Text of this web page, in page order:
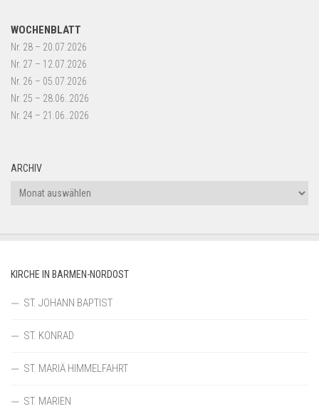
WOCHENBLATT
Nr. 28 – 20.07.2026
Nr. 27 – 12.07.2026
Nr. 26 – 05.07.2026
Nr. 25 – 28.06..2026
Nr. 24 – 21.06..2026
ARCHIV
Archiv
KIRCHE IN BARMEN-NORDOST
ST. JOHANN BAPTIST
ST. KONRAD
ST. MARIÄ HIMMELFAHRT
ST. MARIEN